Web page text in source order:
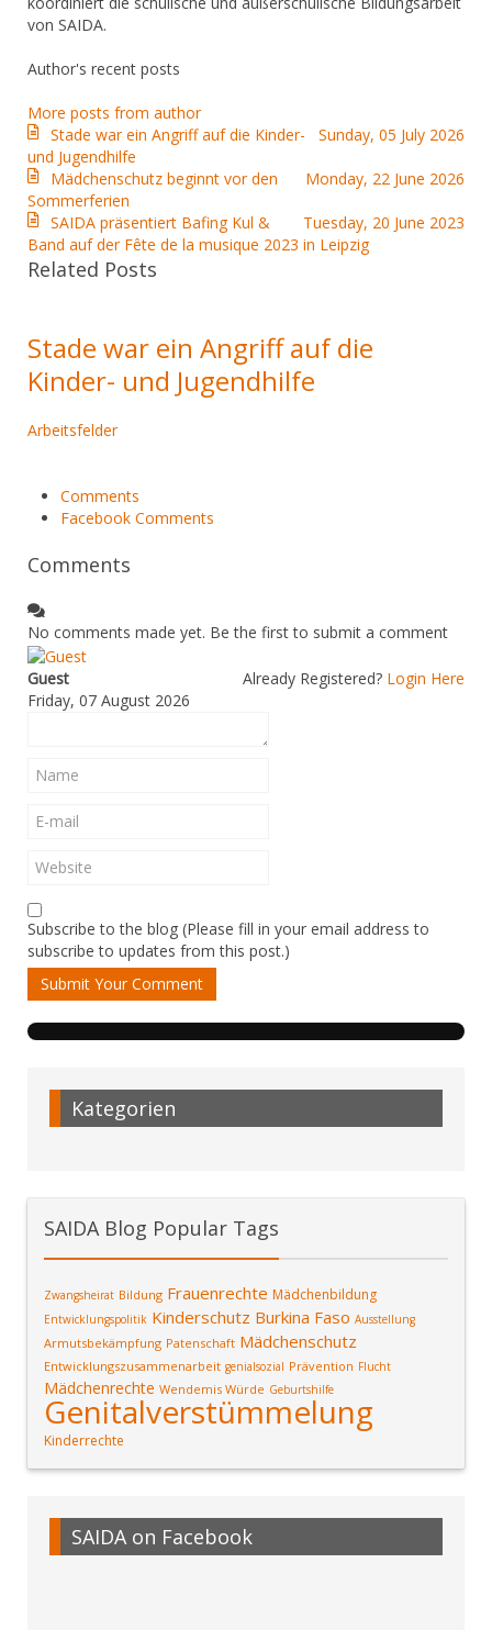
von SAIDA.
Author's recent posts
More posts from author
Sunday, 05 July 2026
Stade war ein Angriff auf die Kinder-
und Jugendhilfe
Monday, 22 June 2026
Mädchenschutz beginnt vor den
Sommerferien
Tuesday, 20 June 2023
SAIDA präsentiert Bafing Kul &
Band auf der Fête de la musique 2023 in Leipzig
Related Posts
Stade war ein Angriff auf die
Kinder- und Jugendhilfe
Arbeitsfelder
Comments
Facebook Comments
Comments
No comments made yet. Be the first to submit a comment
Already Registered? Login Here
Guest
Friday, 07 August 2026
Subscribe to the blog (Please fill in your email address to
subscribe to updates from this post.)
Submit Your Comment
Kategorien
SAIDA Blog Popular Tags
Zwangsheirat Bildung Frauenrechte Mädchenbildung
Entwicklungspolitik Kinderschutz Burkina Faso Ausstellung
Armutsbekämpfung Patenschaft Mädchenschutz
Entwicklungszusammenarbeit genialsozial Prävention Flucht
Mädchenrechte Wendemis Würde Geburtshilfe
Genitalverstümmelung
Kinderrechte
SAIDA on Facebook